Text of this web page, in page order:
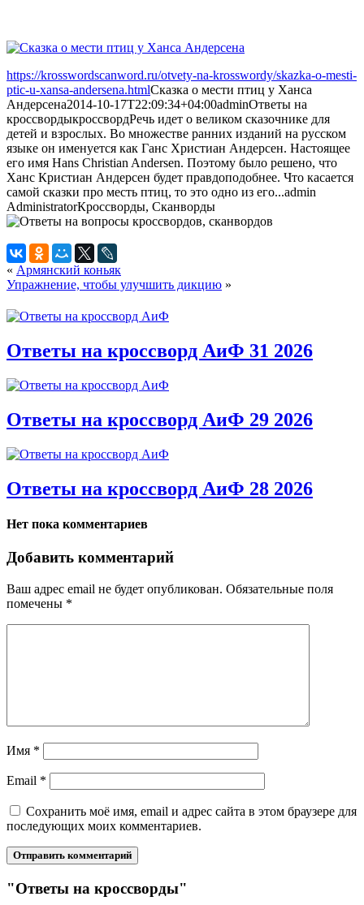
https://krosswordscanword.ru/otvety-na-krosswordy/skazka-o-mesti-
ptic-u-xansa-andersena.htmlСказка о мести птиц у Ханса
Андерсена2014-10-17T22:09:34+04:00adminОтветы на
кроссвордыкроссвордРечь идет о великом сказочнике для
детей и взрослых. Во множестве ранних изданий на русском
языке он именуется как Ганс Христиан Андерсен. Настоящее
его имя Hans Christian Andersen. Поэтому было решено, что
Ханс Кристиан Андерсен будет правдоподобнее. Что касается
самой сказки про месть птиц, то это одно из его...admin
AdministratorКроссворды, Сканворды
« Армянский коньяк
Упражнение, чтобы улучшить дикцию »
Ответы на кроссворд АиФ 31 2026
Ответы на кроссворд АиФ 29 2026
Ответы на кроссворд АиФ 28 2026
Нет пока комментариев
Добавить комментарий
Ваш адрес email не будет опубликован. Обязательные поля
помечены *
Имя *
Email *
Сохранить моё имя, email и адрес сайта в этом браузере для
последующих моих комментариев.
"Ответы на кроссворды"